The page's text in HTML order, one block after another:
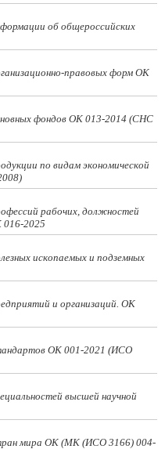
об общероссийских
правовых форм ОК
фондов ОК 013-2014 (СНС
по видам экономической
рабочих, должностей
2025
ископаемых и подземных
и организаций. ОК
ОК 001-2021 (ИСО
высшей научной
мира ОК (МК (ИСО 3166) 004-